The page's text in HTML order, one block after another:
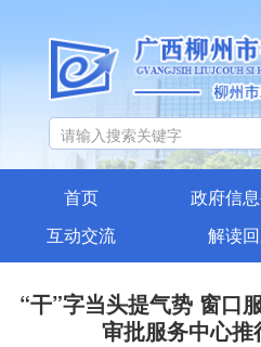
首页 政府信
互动交流
解读
“干”字当头提气势 窗
审批服务中心